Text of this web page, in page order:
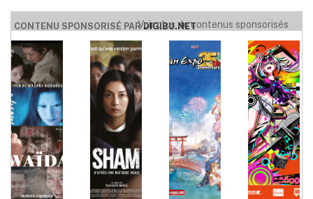
CONTENU SPONSORISÉ PARDIGIBU.NET
Voir plus de contenus sponsorisés